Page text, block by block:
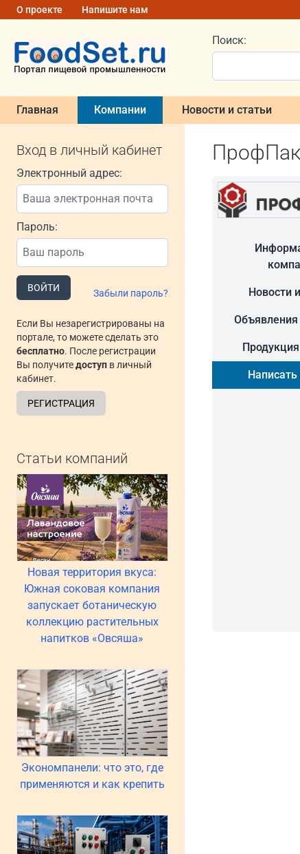
О проекте Напишите нам
Поиск:
Главная Компании Новости и статьи
Вход в личный кабинет
Электронный адрес:
Пароль:
ВОЙТИ Забыли пароль?
Если Вы незарегистрированы на
портале, то можете сделать это
бесплатно. После регистрации
Вы получитедоступ в личный
кабинет.
РЕГИСТРАЦИЯ
Статьи компаний
Новая территория вкуса:
Южная соковая компания
запускает ботаническую
коллекцию растительных
напитков «Овсяша»
Экономпанели: что это, где
применяются и как крепить
Новости
Продукция